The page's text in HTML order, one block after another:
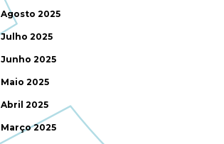
Agosto 2025
Julho 2025
Junho 2025
Maio 2025
Abril 2025
Março 2025